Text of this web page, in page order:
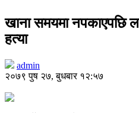
खाना समयमा नपकाएपछि
हत्या
admin
२०७९ पुष २७, बुधबार १२:५७